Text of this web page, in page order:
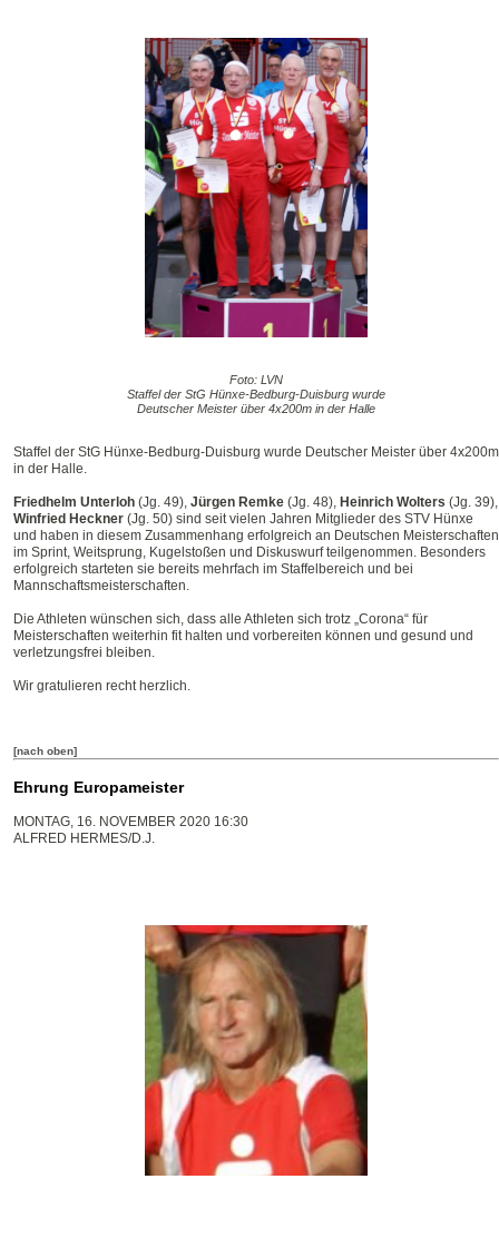
Foto: LVN
Staffel der StG Hünxe-Bedburg-Duisburg wurde
Deutscher Meister über 4x200m in der Halle
Staffel der StG Hünxe-Bedburg-Duisburg wurde Deutscher Meister über 4x200m
in der Halle.
Friedhelm Unterloh (Jg. 49), Jürgen Remke (Jg. 48), Heinrich Wolters (Jg. 39),
Winfried Heckner (Jg. 50) sind seit vielen Jahren Mitglieder des STV Hünxe
und haben in diesem Zusammenhang erfolgreich an Deutschen Meisterschaften
im Sprint, Weitsprung, Kugelstoßen und Diskuswurf teilgenommen. Besonders
erfolgreich starteten sie bereits mehrfach im Staffelbereich und bei
Mannschaftsmeisterschaften.
Die Athleten wünschen sich, dass alle Athleten sich trotz „Corona“ für
Meisterschaften weiterhin fit halten und vorbereiten können und gesund und
verletzungsfrei bleiben.
Wir gratulieren recht herzlich.
[nach oben]
Ehrung Europameister
MONTAG, 16. NOVEMBER 2020 16:30
ALFRED HERMES/D.J.